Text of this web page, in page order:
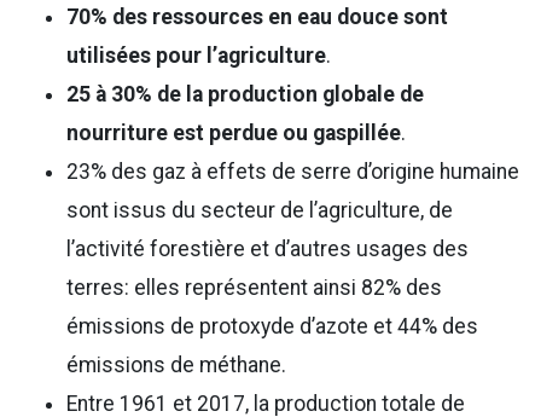
70% des ressources en eau douce sont
utilisées pour l’agriculture.
25 à 30% de la production globale de
nourriture est perdue ou gaspillée.
23% des gaz à effets de serre d’origine humaine
sont issus du secteur de l’agriculture, de
l’activité forestière et d’autres usages des
terres: elles représentent ainsi 82% des
émissions de protoxyde d’azote et 44% des
émissions de méthane.
Entre 1961 et 2017, la production totale de